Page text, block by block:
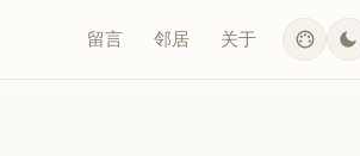
留言 邻居 关于